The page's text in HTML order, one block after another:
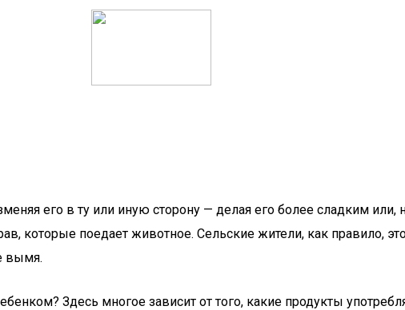
его в ту или иную сторону — делая его более сладким или,
которые поедает животное. Сельские жители, как правило,
вымя.
Здесь многое зависит от того, какие продукты